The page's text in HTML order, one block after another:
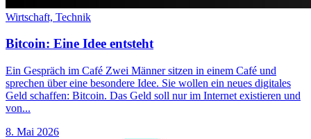
Wirtschaft, Technik
Bitcoin: Eine Idee entsteht
Ein Gespräch im Café Zwei Männer sitzen in einem Café und
sprechen über eine besondere Idee. Sie wollen ein neues digitales
Geld schaffen: Bitcoin. Das Geld soll nur im Internet existieren und
von...
8. Mai 2026